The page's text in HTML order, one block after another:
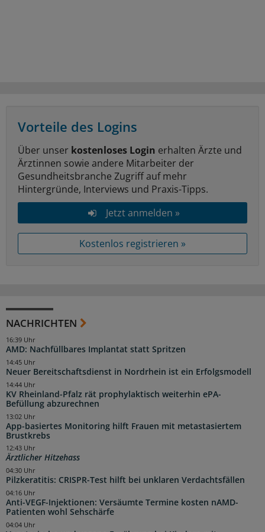
Vorteile des Logins
Über unser kostenloses Login erhalten Ärzte und
Ärztinnen sowie andere Mitarbeiter der
Gesundheitsbranche Zugriff auf mehr
Hintergründe, Interviews und Praxis-Tipps.
Jetzt anmelden »
Kostenlos registrieren »
NACHRICHTEN
AMD: Nachfüllbares Implantat statt Spritzen
16:39 Uhr
Neuer Bereitschaftsdienst in Nordrhein ist ein Erfolgsmodell
14:45 Uhr
KV Rheinland-Pfalz rät prophylaktisch weiterhin ePA-
Befüllung abzurechnen
14:44 Uhr
App-basiertes Monitoring hilft Frauen mit metastasiertem
Brustkrebs
13:02 Uhr
Ärztlicher Hitzehass
12:43 Uhr
Pilzkeratitis: CRISPR-Test hilft bei unklaren Verdachtsfällen
04:30 Uhr
Anti-VEGF-Injektionen: Versäumte Termine kosten nAMD-
Patienten wohl Sehschärfe
04:16 Uhr
04:04 Uhr